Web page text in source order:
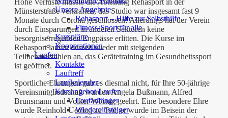
Unsere Angebote
Rehasport – Hilfe zur Selbsthilfe
Fitness-Sport für alle
Kurspläne
Kooperationen
Laufen
Kontakte
Lauftreff
Laufkalender
Kursangebot Laufen
Laufanfänger
Wiedereinsteiger
Hohe Verluste musste die Abteilung Rehasport in der
Münsterstraße verkraften, das Studio war insgesamt fast 9
Monate durch Corona geschlossen! Allerdings hat der Verein
durch Einsparungen in anderen Sektoren keine
besorgniserregenden Engpässe erlitten. Die Kurse im
Rehasport laufen derzeit wieder mit steigenden
Teilnehmerzahlen an, das Gerätetraining im Gesundheitssport
ist geöffnet.
Sportliche Ehrungen gab es diesmal nicht, für Ihre 50-jährige
Vereinsmitgliedschaft wurden Angela Bußmann, Alfred
Brunsmann und Volker Wosnig geehrt. Eine besondere Ehre
wurde Reinhold Ueding zu Teil, er wurde im Beisein der